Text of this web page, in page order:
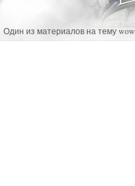
Один из материалов на тему wow